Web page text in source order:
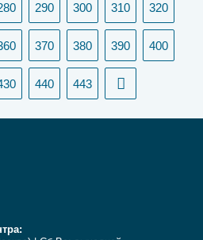
290 300 310 320
370 380 390 400
440 443